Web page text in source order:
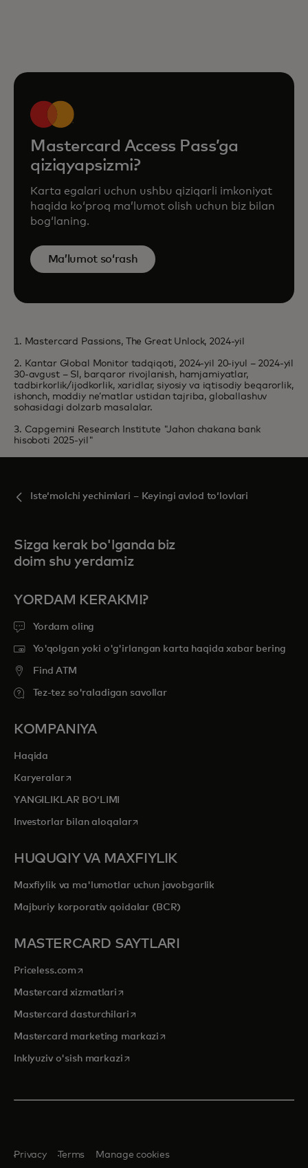
Mastercard Access Passʼga
qiziqyapsizmi?
Karta egalari uchun ushbu qiziqarli imkoniyat
haqida koʻproq maʼlumot olish uchun biz bilan
bogʻlaning.
Ma’lumot so‘rash
1. Mastercard Passions, The Great Unlock, 2024-yil
2. Kantar Global Monitor tadqiqoti, 2024-yil 20-iyul – 2024-yil
30-avgust – SI, barqaror rivojlanish, hamjamiyatlar,
tadbirkorlik/ijodkorlik, xaridlar, siyosiy va iqtisodiy beqarorlik,
ishonch, moddiy neʼmatlar ustidan tajriba, globallashuv
sohasidagi dolzarb masalalar.
3. Capgemini Research Institute "Jahon chakana bank
hisoboti 2025-yil"
Isteʻmolchi yechimlari – Keyingi avlod toʻlovlari
Sizga kerak bo'lganda biz
doim shu yerdamiz
YORDAM KERAKMI?
Yordam oling
Yo'qolgan yoki o'g'irlangan karta haqida xabar bering
Find ATM
Tez-tez so'raladigan savollar
KOMPANIYA
Haqida
Karyeralaropens in a new tab
YANGILIKLAR BOʻLIMI
Investorlar bilan aloqalaropens in a new tab
HUQUQIY VA MAXFIYLIK
Maxfiylik va ma'lumotlar uchun javobgarlik
Majburiy korporativ qoidalar (BCR)
MASTERCARD SAYTLARI
Priceless.com opens in a new tab
Mastercard xizmatlari opens in a new tab
Mastercard dasturchilariopens in a new tab
Mastercard marketing markazi opens in a new tab
Inklyuziv o'sish markaziopens in a new tab
Privacy Terms Manage cookies